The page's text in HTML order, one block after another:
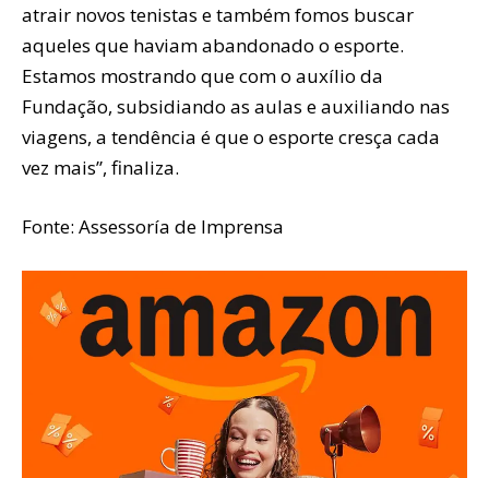
atrair novos tenistas e também fomos buscar
aqueles que haviam abandonado o esporte.
Estamos mostrando que com o auxílio da
Fundação, subsidiando as aulas e auxiliando nas
viagens, a tendência é que o esporte cresça cada
vez mais”, finaliza.
Fonte: Assessoría de Imprensa